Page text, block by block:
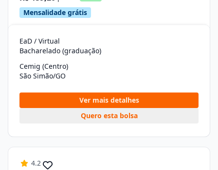
Mensalidade grátis
EaD / Virtual
Bacharelado (graduação)
Cemig (Centro)
São Simão/GO
Ver mais detalhes
Quero esta bolsa
4.2